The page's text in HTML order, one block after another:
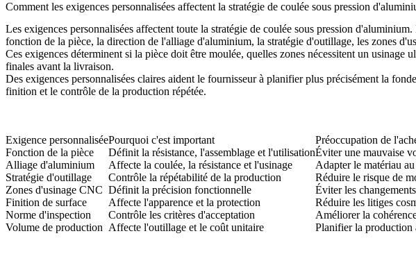
Comment les exigences personnalisées affectent la stratégie de coulée sous pression
Les exigences personnalisées affectent toute la stratégie de coulée sous pression
fonction de la pièce, la direction de l'alliage d'aluminium, la stratégie d'outillage, les zones
Ces exigences déterminent si la pièce doit être moulée, quelles zones nécessitent un
finales avant la livraison.
Des exigences personnalisées claires aident le fournisseur à planifier plus précisément la
finition et le contrôle de la production répétée.
Exigence personnaliséePourquoi c'est important
Préoccupation de
Fonction de la pièce
Définit la résistance, l'assemblage et l'utilisationÉviter une mauvaise
Alliage d'aluminium
Affecte la coulée, la résistance et l'usinage
Adapter le matériau
Stratégie d'outillage
Contrôle la répétabilité de la production
Réduire le risque de
Zones d'usinage CNC Définit la précision fonctionnelle
Éviter les
Finition de surface
Affecte l'apparence et la protection
Réduire les litiges
Norme d'inspection
Contrôle les critères d'acceptation
Améliorer la
Volume de production Affecte l'outillage et le coût unitaire Planifier la production